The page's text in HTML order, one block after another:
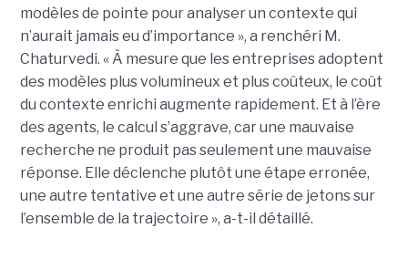
modèles de pointe pour analyser un contexte qui
n’aurait jamais eu d’importance », a renchéri M.
Chaturvedi. « À mesure que les entreprises adoptent
des modèles plus volumineux et plus coûteux, le coût
du contexte enrichi augmente rapidement. Et à l’ère
des agents, le calcul s’aggrave, car une mauvaise
recherche ne produit pas seulement une mauvaise
réponse. Elle déclenche plutôt une étape erronée,
une autre tentative et une autre série de jetons sur
l’ensemble de la trajectoire », a-t-il détaillé.